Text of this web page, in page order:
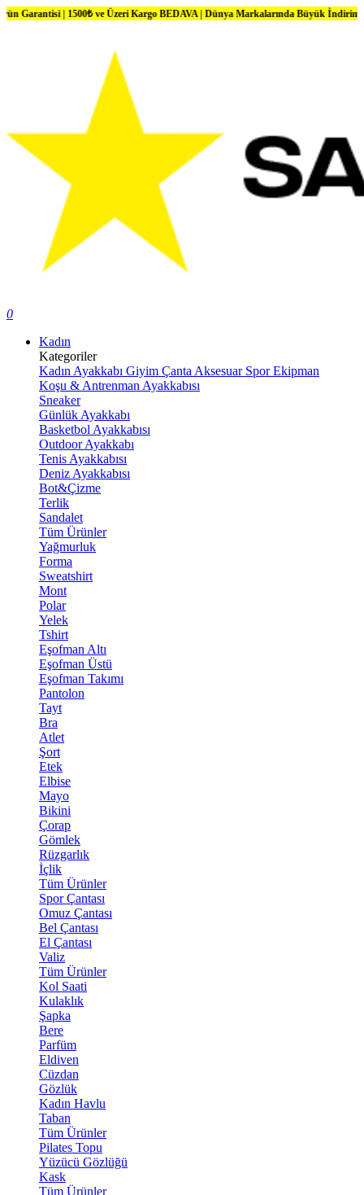
1500₺ ve Üzeri Kargo BEDAVA | Dünya Markalarında Büyük İndirimler
0
Kadın
Kategoriler
Kadın Ayakkabı Giyim Çanta Aksesuar Spor Ekipman
Koşu & Antrenman Ayakkabısı
Sneaker
Günlük Ayakkabı
Basketbol Ayakkabısı
Outdoor Ayakkabı
Tenis Ayakkabısı
Deniz Ayakkabısı
Bot&Çizme
Terlik
Sandalet
Tüm Ürünler
Yağmurluk
Forma
Sweatshirt
Mont
Polar
Yelek
Tshirt
Eşofman Altı
Eşofman Üstü
Eşofman Takımı
Pantolon
Tayt
Bra
Atlet
Şort
Etek
Elbise
Mayo
Bikini
Çorap
Gömlek
Rüzgarlık
İçlik
Tüm Ürünler
Spor Çantası
Omuz Çantası
Bel Çantası
El Çantası
Valiz
Tüm Ürünler
Kol Saati
Kulaklık
Şapka
Bere
Parfüm
Eldiven
Cüzdan
Gözlük
Kadın Havlu
Taban
Tüm Ürünler
Pilates Topu
Yüzücü Gözlüğü
Kask
Tüm Ürünler